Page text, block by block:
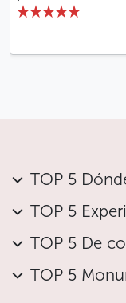
TOP 5
TOP 5
TOP 5 De
TOP 5